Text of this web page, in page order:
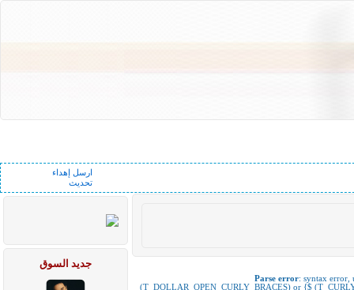
ارسل إهداء
تحديث
جديد السوق
Parse error: syntax error,
(T_DOLLAR_OPEN_CURLY_BRACES) or {$